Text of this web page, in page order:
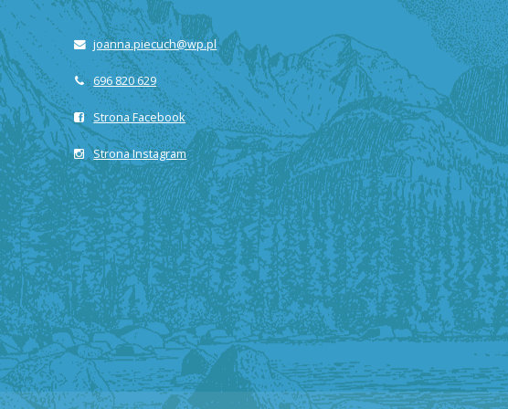
joanna.piecuch@wp.pl
696 820 629
Strona Facebook
Strona Instagram